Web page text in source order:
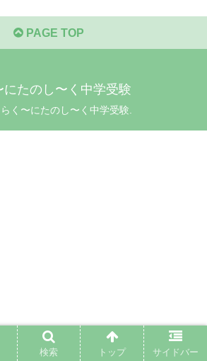
PAGE TOP
にたのし〜く中学受験
く〜にたのし〜く中学受験.
検索 トップ サイドバー